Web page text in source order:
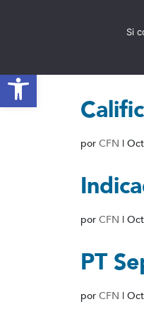
Abrir barra
por CFN |
por CFN |
PT
por CFN |
Si